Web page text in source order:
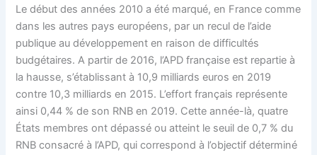
Le début des années 2010 a été marqué, en France comme
dans les autres pays européens, par un recul de l’aide
publique au développement en raison de difficultés
budgétaires. A partir de 2016, l’APD française est repartie à
la hausse, s’établissant à 10,9 milliards euros en 2019
contre 10,3 milliards en 2015. L’effort français représente
ainsi 0,44 % de son RNB en 2019. Cette année-là, quatre
États membres ont dépassé ou atteint le seuil de 0,7 % du
RNB consacré à l’APD, qui correspond à l’objectif déterminé